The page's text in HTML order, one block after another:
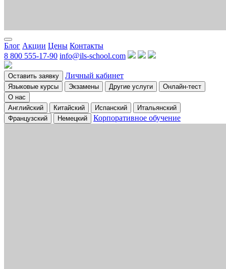
Блог Акции Цены Контакты
8 800 555-17-90 info@ils-school.com
Оставить заявку Личный кабинет
Языковые курсы Экзамены Другие услуги
Онлайн-тест
О нас
Английский
Китайский Испанский
Итальянский
Французский
Немецкий Корпоративное обучение